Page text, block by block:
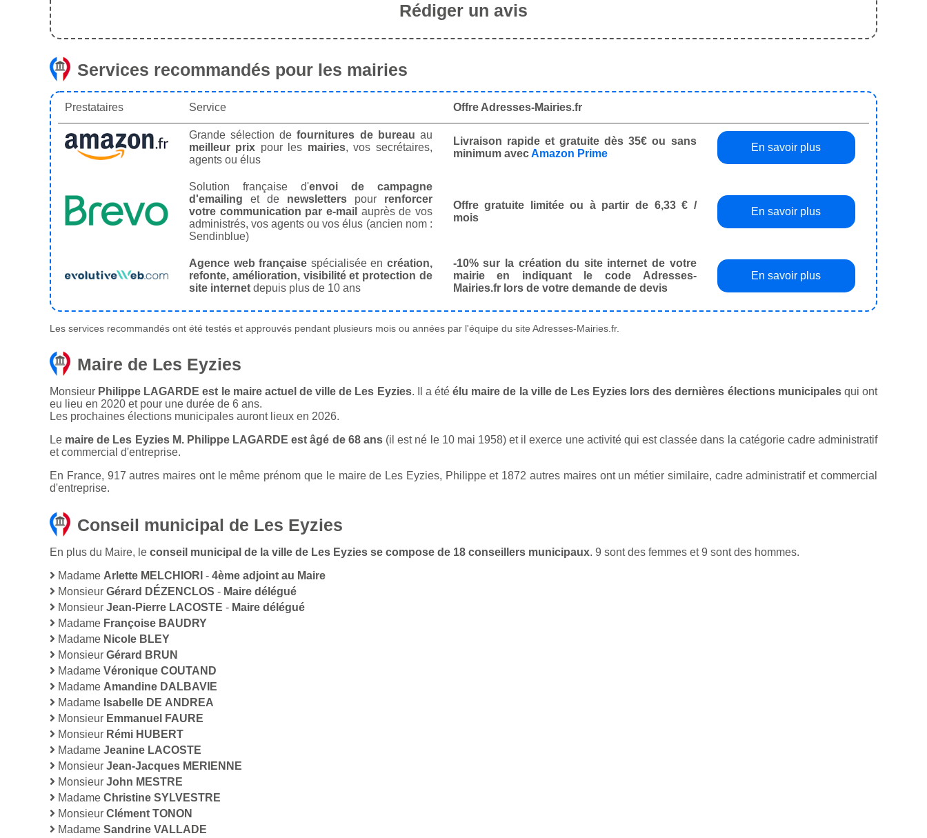
Rédiger un avis
Services recommandés pour les mairies
Prestataires Service Offre Adresses-Mairies.fr
Grande sélection defournitures de bureau au
meilleur prix pour les mairies, vos secrétaires,
agents ou élus
Livraison rapide et gratuite dès 35€ ou sans
minimum avecAmazon Prime
En savoir plus
Solution française d'envoi de campagne
d'emailing et de newsletterspour renforcer
votre communication par e-mail auprès de vos
administrés, vos agents ou vos élus (ancien nom :
Sendinblue)
Offre gratuite limitée ou à partir de 6,33 € /
mois
En savoir plus
Agence web française spécialisée en création,
refonte, amélioration, visibilité et protection de
site internet depuis plus de 10 ans
-10% sur la création du site internet de votre
mairie en indiquant le code Adresses-
Mairies.fr lors de votre demande de devis
En savoir plus
Les services recommandés ont été testés et approuvés pendant plusieurs mois ou années par l'équipe du site Adresses-Mairies.fr.
Maire de Les Eyzies
Monsieur Philippe LAGARDE est le maire actuel de ville de Les Eyzies. Il a étéélu maire de la ville de Les Eyzies lors des dernières élections municipalesqui ont
eu lieu en 2020 et pour une durée de 6 ans.
Les prochaines élections municipales auront lieux en 2026.
Le maire de Les Eyzies M. Philippe LAGARDE est âgé de 68 ans(il est né le 10 mai 1958) et il exerce une activité qui est classée dans la catégorie cadre administratif
et commercial d'entreprise.
En France, 917 autres maires ont le même prénom que le maire de Les Eyzies, Philippe et 1872 autres maires ont un métier similaire, cadre administratif et commercial
d'entreprise.
Conseil municipal de Les Eyzies
En plus du Maire, le conseil municipal de la ville de Les Eyzies se compose de 18 conseillers municipaux. 9 sont des femmes et 9 sont des hommes.
Madame Arlette MELCHIORI - 4ème adjoint au Maire
Monsieur Gérard DÉZENCLOS - Maire délégué
Monsieur Jean-Pierre LACOSTE - Maire délégué
Madame Françoise BAUDRY
Madame Nicole BLEY
Monsieur Gérard BRUN
Madame Véronique COUTAND
Madame Amandine DALBAVIE
Madame Isabelle DE ANDREA
Monsieur Emmanuel FAURE
Monsieur Rémi HUBERT
Madame Jeanine LACOSTE
Monsieur Jean-Jacques MERIENNE
Monsieur John MESTRE
Madame Christine SYLVESTRE
Monsieur Clément TONON
Madame Sandrine VALLADE